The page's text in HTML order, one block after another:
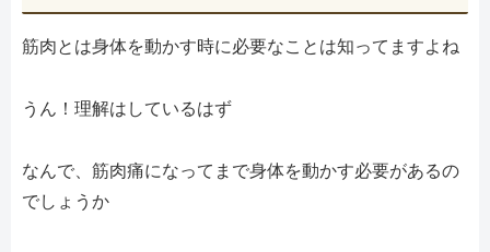
筋肉とは身体を動かす時に必要なことは知ってますよね
うん！理解はしているはず
なんで、筋肉痛になってまで身体を動かす必要があるの
でしょうか